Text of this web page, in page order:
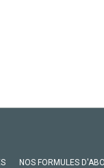
NOS FORMULES